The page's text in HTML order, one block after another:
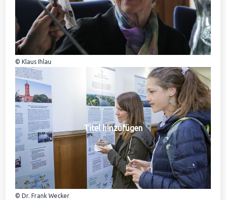
© Klaus Ihlau
Titel hinzufügen
© Dr. Frank Wecker